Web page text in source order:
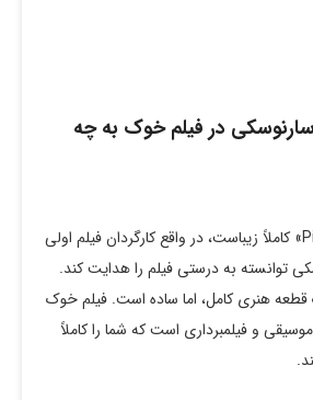
سارنوسکی در فیلم خوک به چه
مدل فیلم سازی در «Pig» کاملاً زیباست، در واقع کارگردان فیلم اولی
توانسته به درستی فیلم را هدایت کند.
قطعه هنری کامل، اما ساده است. فیلم خوک
و فیلمبرداری است که شما را کاملاً